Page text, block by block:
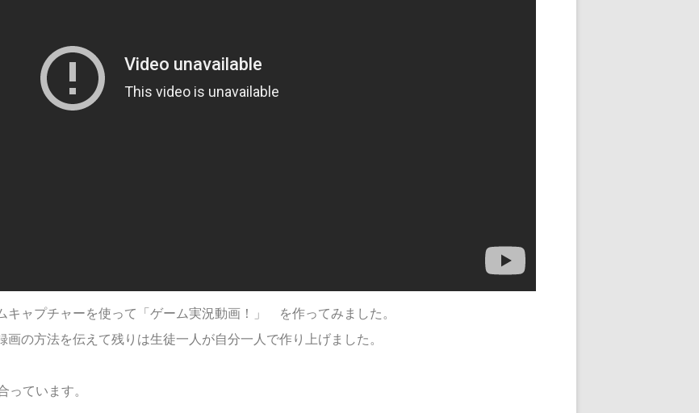
ャプチャーを使って「ゲーム実況動画！」 を作ってみました。
の方法を伝えて残りは生徒一人が自分一人で作り上げました。
っています。